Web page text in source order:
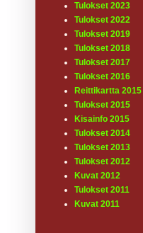
Tulokset 2023
Tulokset 2022
Tulokset 2019
Tulokset 2018
Tulokset 2017
Tulokset 2016
Reittikartta 2015
Tulokset 2015
Kisainfo 2015
Tulokset 2014
Tulokset 2013
Tulokset 2012
Kuvat 2012
Tulokset 2011
Kuvat 2011